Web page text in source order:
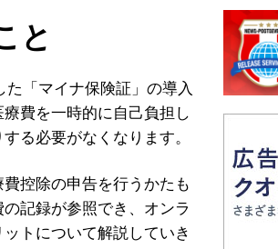
と
「マイナ保険証」の導入
費を一時的に自己負担し
る必要がなくなります。
控除の申告を行うかたも
記録が参照でき、オンラ
トについて解説していき